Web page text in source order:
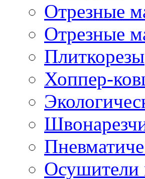
Отрезные
Отрезные
Плиткорезы
Хоппер-
Осушители